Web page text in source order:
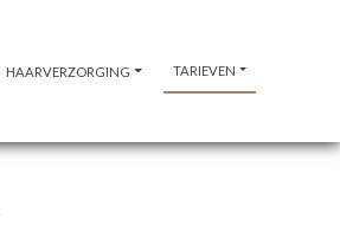
HAARVERZORGING TARIEVEN